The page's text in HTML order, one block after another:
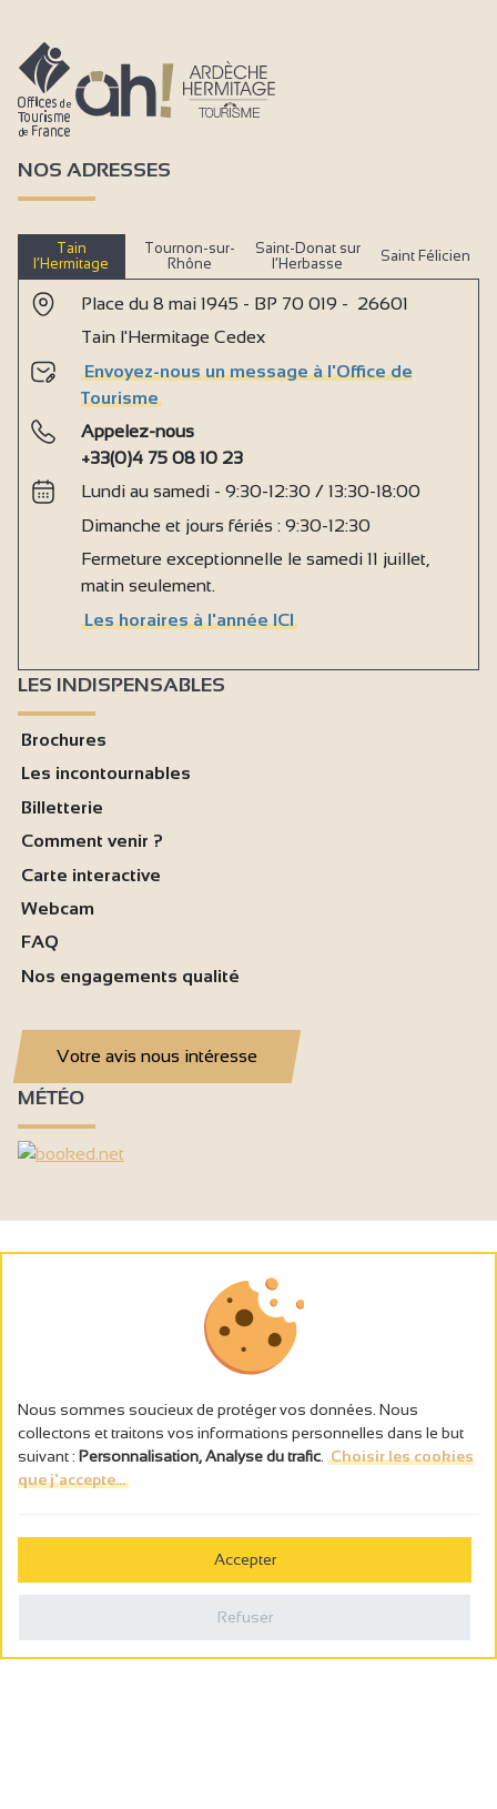
NOS ADRESSES
Tain
l’Hermitage
Tournon-sur-
Rhône
Saint-Donat sur
l’Herbasse
Saint Félicien
Place du 8 mai 1945 - BP 70 019 - 26601
Tain l'Hermitage Cedex
Envoyez-nous un message à l'Office de
Tourisme
Appelez-nous
+33(0)4 75 08 10 23
Lundi au samedi - 9:30-12:30 / 13:30-18:00
Dimanche et jours fériés : 9:30-12:30
Fermeture exceptionnelle le samedi 11 juillet,
matin seulement.
Les horaires à l'année ICI
LES INDISPENSABLES
Brochures
Les incontournables
Billetterie
Comment venir ?
Carte interactive
Webcam
FAQ
Nos engagements qualité
Votre avis nous intéresse
MÉTÉO
L’abus d’alcool est dangereux pour la santé, à consommer avec
Politique de confidentialité
Nous sommes soucieux de protéger vos données. Nous
collectons et traitons vos informations personnelles dans le but
suivant : Personnalisation, Analyse du trafic Choisir les cookies
que j'accepte...
Accepter
Refuser